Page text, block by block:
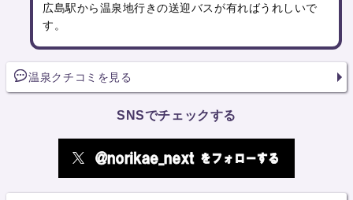
広島駅から温泉地行きの送迎バスが有ればうれしいで
す。
温泉クチコミを見る
SNSでチェックする